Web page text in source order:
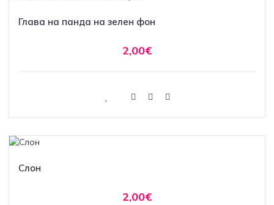
Глава на панда на зелен фон
2,00€
Слон
2,00€